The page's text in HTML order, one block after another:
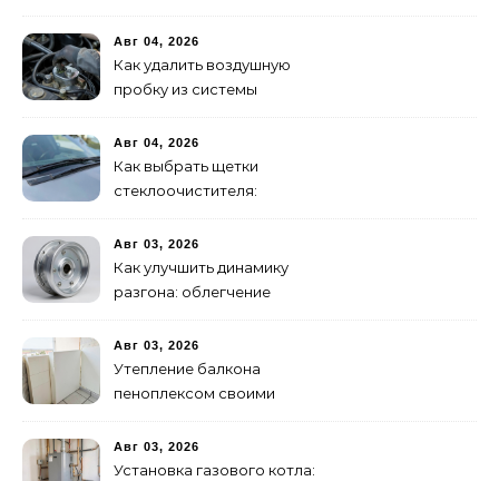
Авг 04, 2026
Как удалить воздушную
пробку из системы
Авг 04, 2026
Как выбрать щетки
стеклоочистителя:
гибридные
Авг 03, 2026
Как улучшить динамику
разгона: облегчение
Авг 03, 2026
Утепление балкона
пеноплексом своими
инструкция
Авг 03, 2026
Установка газового котла: